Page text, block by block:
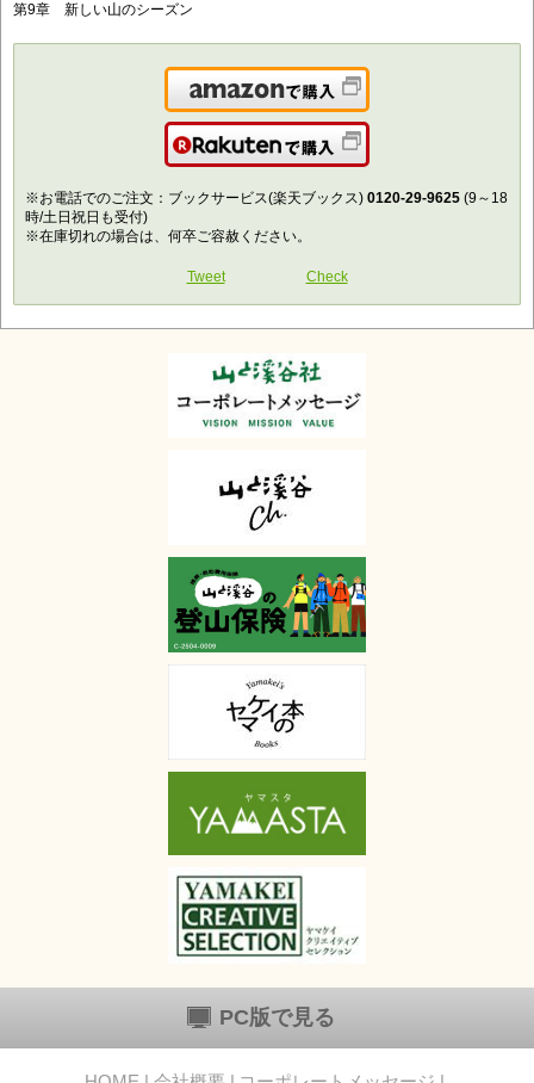
第9章 新しい山のシーズン
Amazonで購入
楽天で購入
※お電話でのご注文：ブックサービス(楽天ブックス) 0120-29-9625 (9～18
時/土日祝日も受付)
※在庫切れの場合は、何卒ご容赦ください。
Tweet Check
PC版で見る